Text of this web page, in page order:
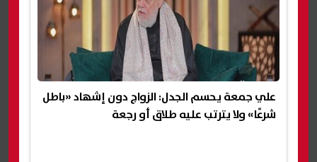
علي جمعة يحسم الجدل: الزواج دون إشهاد «باطل
شرعًا» ولا يترتب عليه طلاق أو رجعة